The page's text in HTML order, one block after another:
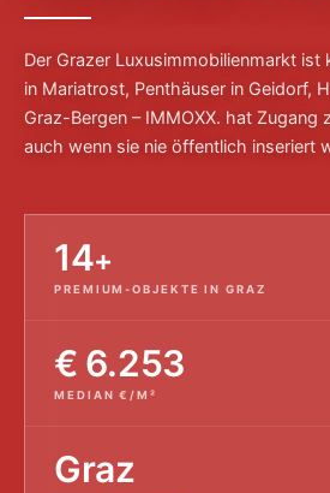
Der Grazer Luxusimmobilienmarkt ist
in Mariatrost, Penthäuser in Geidorf,
Graz-Bergen – IMMOXX. hat Zugang
auch wenn sie nie öffentlich inseriert
14+
PREMIUM-OBJEKTE IN GRAZ
€ 6.253
MEDIAN €/M²
Graz